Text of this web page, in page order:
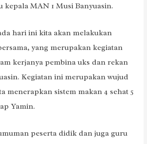
kepala MAN 1 Musi Banyuasin.
hari ini kita akan melakukan
yang merupakan kegiatan
kerjanya pembina uks dan rekan
Kegiatan ini merupakan wujud
menerapkan sistem makan 4 sehat 5
Yamin.
peserta didik dan juga guru